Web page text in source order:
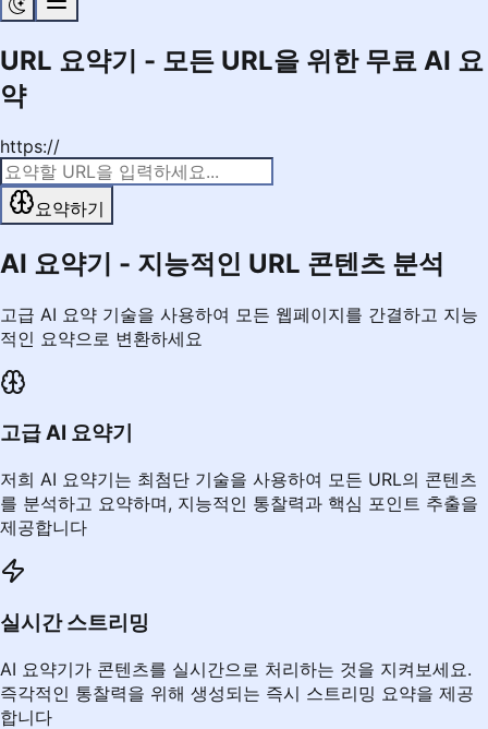
URL 요약기 - 모든 URL을 위한 무료 AI 요
약
https://
요약하기
AI 요약기 - 지능적인 URL 콘텐츠 분석
고급 AI 요약 기술을 사용하여 모든 웹페이지를 간결하고 지능
적인 요약으로 변환하세요
고급 AI 요약기
저희 AI 요약기는 최첨단 기술을 사용하여 모든 URL의 콘텐츠
를 분석하고 요약하며, 지능적인 통찰력과 핵심 포인트 추출을
제공합니다
실시간 스트리밍
AI 요약기가 콘텐츠를 실시간으로 처리하는 것을 지켜보세요.
즉각적인 통찰력을 위해 생성되는 즉시 스트리밍 요약을 제공
합니다